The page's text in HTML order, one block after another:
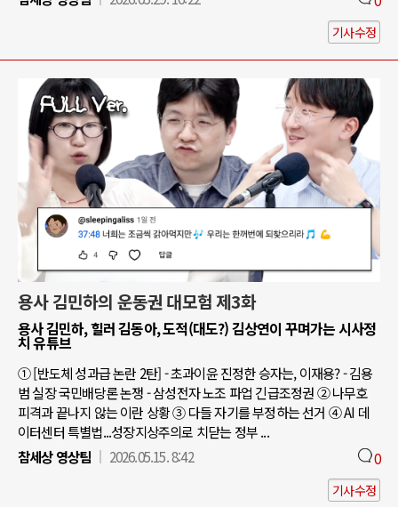
기사수정
용사 김민하의 운동권 대모험 제3화
용사 김민하, 힐러 김동아, 도적(대도?) 김상연이 꾸며가는 시사정
치 유튜브
① [반도체 성과급 논란 2탄] - 초과이윤 진정한 승자는, 이재용? - 김용
범 실장 국민배당론 논쟁 - 삼성전자 노조 파업 긴급조정권 ② 나무호
피격과 끝나지 않는 이란 상황 ③ 다들 자기를 부정하는 선거 ④ AI 데
이터센터 특별법...성장지상주의로 치닫는 정부 ...
참세상 영상팀
2026.05.15. 8:42 0
기사수정